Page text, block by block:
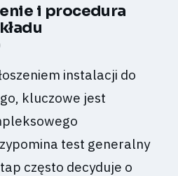
i procedura
instalacji do
kluczowe jest
test generalny
często decyduje o